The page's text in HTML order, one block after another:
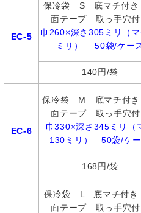
EC-5
保冷袋 S 底マチ付
面テープ 取っ手穴付
巾260×深さ305ミリ（
ミリ） 50袋/ケー
140円/袋
EC-6
保冷袋 M 底マチ付
面テープ 取っ手穴付
巾330×深さ345ミリ（
130ミリ） 50袋/ケー
168円/袋
保冷袋 L 底マチ付
面テープ 取っ手穴付